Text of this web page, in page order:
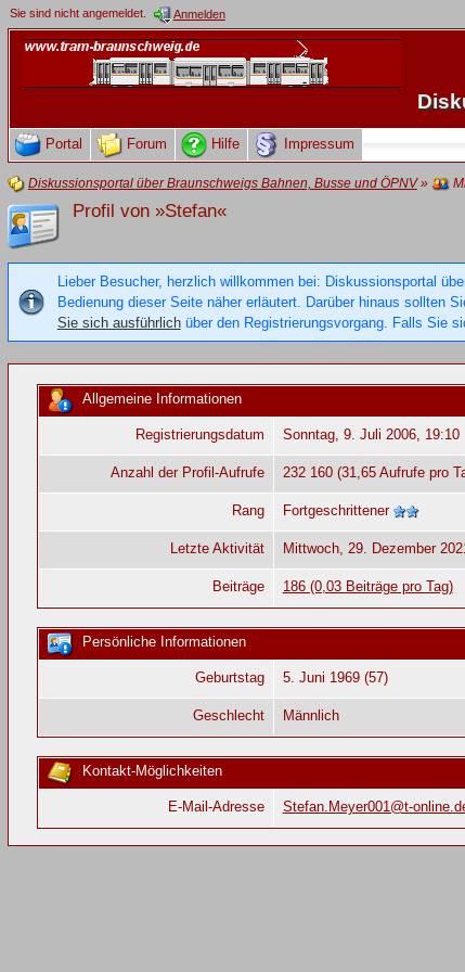
Sie sind nicht angemeldet. Anmelden
Portal Forum Hilfe Impressum
Diskussionsportal über Braunschweigs Bahnen, Busse und ÖPNV»
Profil von »Stefan«
Lieber Besucher, herzlich willkommen bei: Diskussionsportal
Bedienung dieser Seite näher erläutert. Darüber hinaus sollten
Sie sich ausführlichüber den Registrierungsvorgang. Falls Sie
Allgemeine Informationen
Registrierungsdatum Sonntag, 9. Juli 2006, 19:10
Anzahl der Profil-Aufrufe 232 160 (31,65 Aufrufe pro
Rang Fortgeschrittener
Letzte Aktivität Mittwoch, 29. Dezember
Beiträge 186 (0,03 Beiträge pro Tag)
Persönliche Informationen
Geburtstag 5. Juni 1969 (57)
Geschlecht Männlich
Kontakt-Möglichkeiten
E-Mail-Adresse Stefan.Meyer001@t-